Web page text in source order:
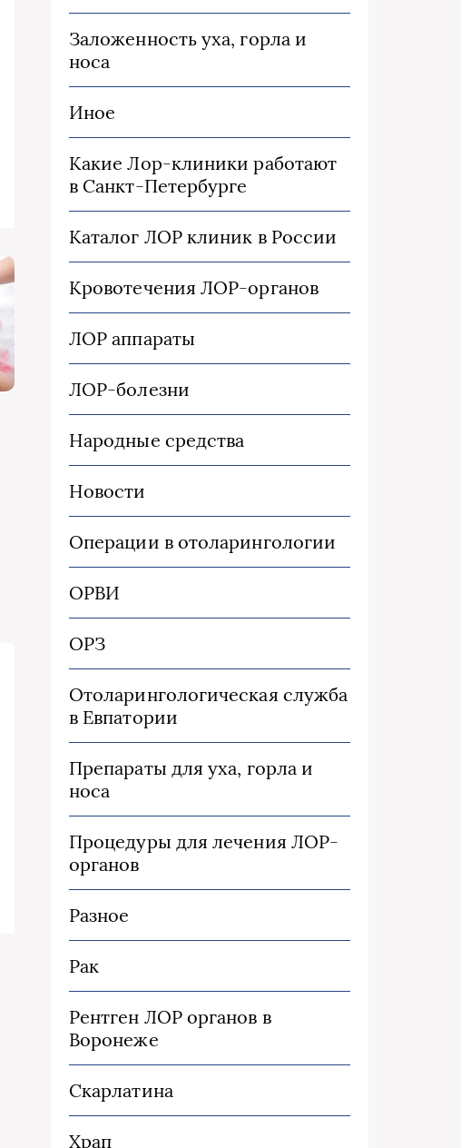
Заложенность уха, горла и
носа
Иное
Какие Лор-клиники работают
в Санкт-Петербурге
Каталог ЛОР клиник в России
Кровотечения ЛОР-органов
ЛОР аппараты
ЛОР-болезни
Народные средства
Новости
Операции в отоларингологии
ОРВИ
ОРЗ
Отоларингологическая служба
в Евпатории
Препараты для уха, горла и
носа
Процедуры для лечения ЛОР-
органов
Разное
Рак
Рентген ЛОР органов в
Воронеже
Скарлатина
Храп